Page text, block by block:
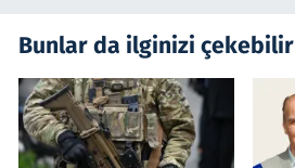
Bunlar da ilginizi çekebilir